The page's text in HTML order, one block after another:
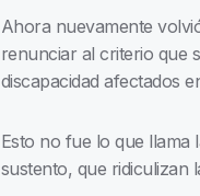
Ahora nuevamente
renunciar al criterio que
discapacidad afectados
Esto no fue lo que llama
sustento, que ridiculizan